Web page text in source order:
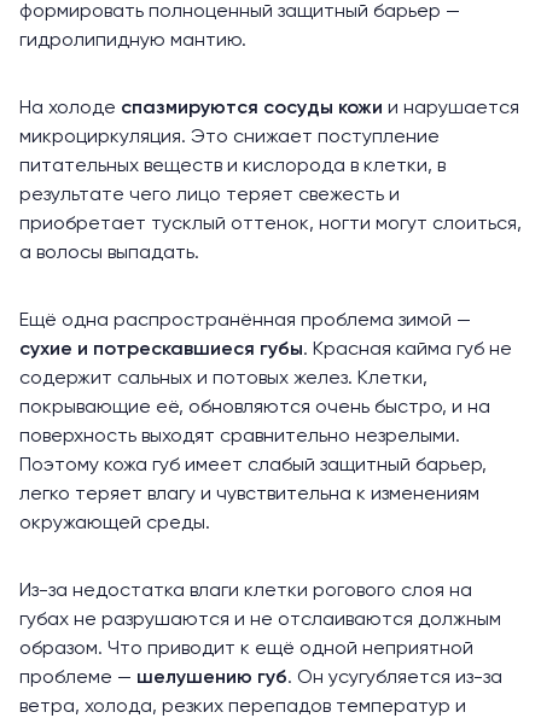
формировать полноценный защитный барьер —
гидролипидную мантию.
На холоде спазмируются сосуды кожи и нарушается
микроциркуляция. Это снижает поступление
питательных веществ и кислорода в клетки, в
результате чего лицо теряет свежесть и
приобретает тусклый оттенок, ногти могут слоиться,
а волосы выпадать.
Ещё одна распространённая проблема зимой —
сухие и потрескавшиеся губы. Красная кайма губ не
содержит сальных и потовых желез. Клетки,
покрывающие её, обновляются очень быстро, и на
поверхность выходят сравнительно незрелыми.
Поэтому кожа губ имеет слабый защитный барьер,
легко теряет влагу и чувствительна к изменениям
окружающей среды.
Из-за недостатка влаги клетки рогового слоя на
губах не разрушаются и не отслаиваются должным
образом. Что приводит к ещё одной неприятной
проблеме — шелушению губ. Он усугубляется из-за
ветра, холода, резких перепадов температур и